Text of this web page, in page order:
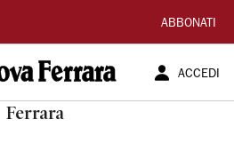
ABBONATI
ACCEDI
Ferrara